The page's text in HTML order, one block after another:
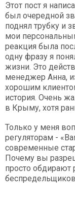
Этот пост я
был очередной
поднял трубку и
мои
реакция была
одну фразу я
жизни. Это
менеджер Анна,
хорошим
история. Очень
в Крыму, хотя
Только у меня
регуляторам -
современные
Почему вы
просто обдирают